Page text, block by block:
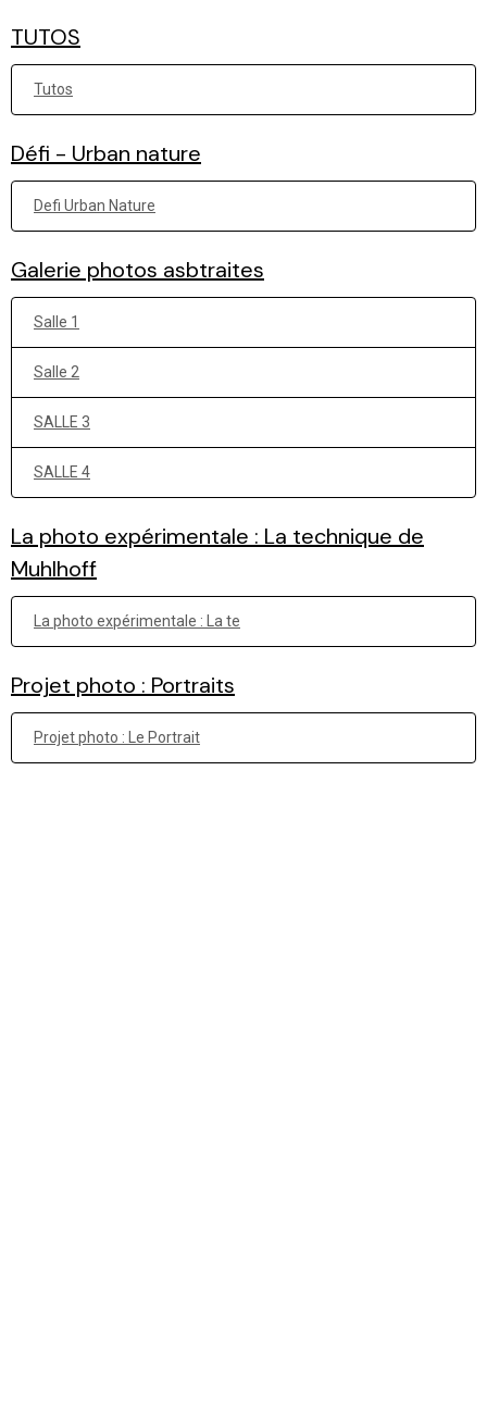
TUTOS
Tutos
Défi - Urban nature
Defi Urban Nature
Galerie photos asbtraites
Salle 1
Salle 2
SALLE 3
SALLE 4
La photo expérimentale : La technique de
Muhlhoff
La photo expérimentale : La te
Projet photo : Portraits
Projet photo : Le Portrait